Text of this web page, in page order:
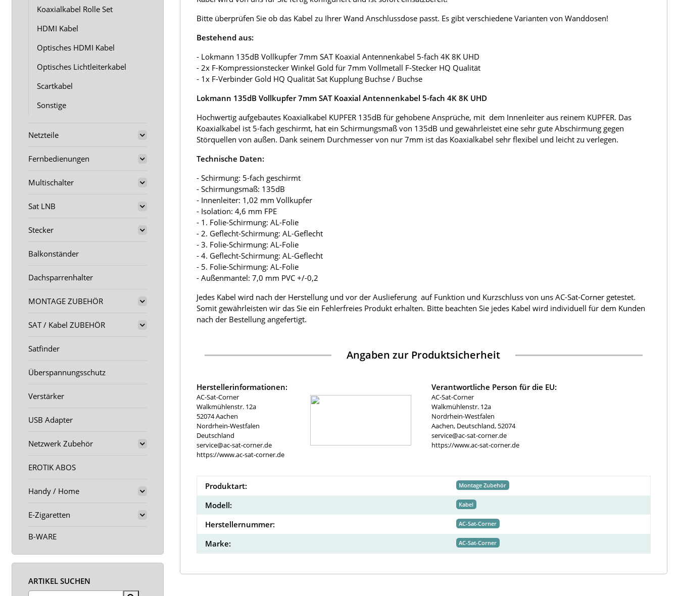
Bitte überprüfen Sie ob das Kabel zu Ihrer Wand Anschlussdose passt. Es gibt verschiedene Varianten von Wanddosen!
Bestehend aus:
- Lokmann 135dB Vollkupfer 7mm SAT Koaxial Antennenkabel 5-fach 4K 8K UHD
- 2x F-Kompressionstecker Winkel Gold für 7mm Vollmetall F-Stecker HQ Qualität
- 1x F-Verbinder Gold HQ Qualität Sat Kupplung Buchse / Buchse
Lokmann 135dB Vollkupfer 7mm SAT Koaxial Antennenkabel 5-fach 4K 8K UHD
Hochwertig aufgebautes Koaxialkabel KUPFER 135dB für gehobene Ansprüche, mit dem Innenleiter aus reinem KUPFER. Das
Koaxialkabel ist 5-fach geschirmt, hat ein Schirmungsmaß von 135dB und gewährleistet eine sehr gute Abschirmung gegen
Störquellen von außen. Dank seinem Durchmesser von nur 7mm ist das Koaxialkabel sehr flexibel und leicht zu verlegen.
Technische Daten:
- Schirmung: 5-fach geschirmt
- Schirmungsmaß: 135dB
- Innenleiter: 1,02 mm Vollkupfer
- Isolation: 4,6 mm FPE
- 1. Folie-Schirmung: AL-Folie
- 2. Geflecht-Schirmung: AL-Geflecht
- 3. Folie-Schirmung: AL-Folie
- 4. Geflecht-Schirmung: AL-Geflecht
- 5. Folie-Schirmung: AL-Folie
- Außenmantel: 7,0 mm PVC +/-0,2
Jedes Kabel wird nach der Herstellung und vor der Auslieferung auf Funktion und Kurzschluss von uns AC-Sat-Corner getestet.
Somit gewährleisten wir das Sie ein Fehlerfreies Produkt erhalten. Bitte beachten Sie jedes Kabel wird individuell für dem Kunden
nach der Bestellung angefertigt.
Angaben zur Produktsicherheit
Herstellerinformationen:
AC-Sat-Corner
Walkmühlenstr. 12a
52074 Aachen
Nordrhein-Westfalen
Deutschland
service@ac-sat-corner.de
https://www.ac-sat-corner.de
Verantwortliche Person für die EU:
AC-Sat-Corner
Walkmühlenstr. 12a
Nordrhein-Westfalen
Aachen, Deutschland, 52074
service@ac-sat-corner.de
https://www.ac-sat-corner.de
Produktart: Montage Zubehör
Modell: Kabel
Herstellernummer: AC-Sat-Corner
Marke: AC-Sat-Corner
Koaxialkabel Rolle Set
HDMI Kabel
Optisches HDMI Kabel
Optisches Lichtleiterkabel
Scartkabel
Sonstige
Netzteile
Fernbedienungen
Multischalter
Sat LNB
Stecker
Balkonständer
Dachsparrenhalter
MONTAGE ZUBEHÖR
SAT / Kabel ZUBEHÖR
Satfinder
Überspannungsschutz
Verstärker
USB Adapter
Netzwerk Zubehör
EROTIK ABOS
Handy / Home
E-Zigaretten
B-WARE
ARTIKEL SUCHEN